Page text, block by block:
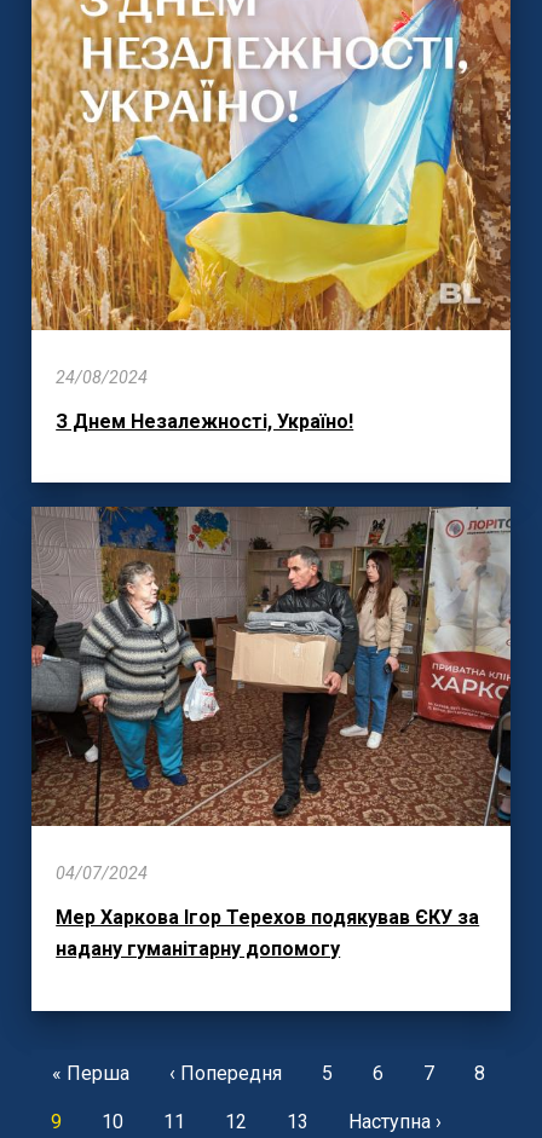
24/08/2024
З Днем Незалежності, Україно!
04/07/2024
Мер Харкова Ігор Терехов подякував ЄКУ за
надану гуманітарну допомогу
First
« Перша
Previous
‹ Попередня Page
5 Page
6 Page
7 Page
8
Current
9 Page
10 Page
11 Page
12 Page
13
Next
Наступна ›